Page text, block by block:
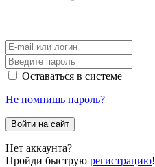
Оставаться в системе
Не помнишь пароль?
Войти на сайт
Нет аккаунта?
Пройди быструю регистрацию!